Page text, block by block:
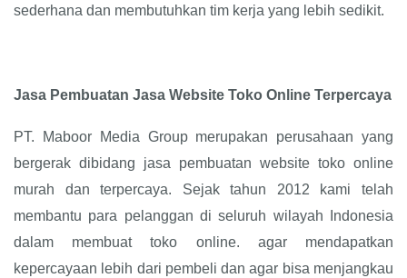
sederhana dan membutuhkan tim kerja yang lebih sedikit.
Jasa Pembuatan Jasa Website Toko Online Terpercaya
PT. Maboor Media Group merupakan perusahaan yang
bergerak dibidang jasa pembuatan website toko online
murah dan terpercaya. Sejak tahun 2012 kami telah
membantu para pelanggan di seluruh wilayah Indonesia
dalam membuat toko online. agar mendapatkan
kepercayaan lebih dari pembeli dan agar bisa menjangkau